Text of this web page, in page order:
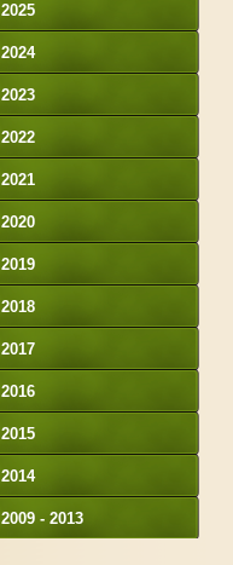
2025
2024
2023
2022
2021
2020
2019
2018
2017
2016
2015
2014
2009 - 2013